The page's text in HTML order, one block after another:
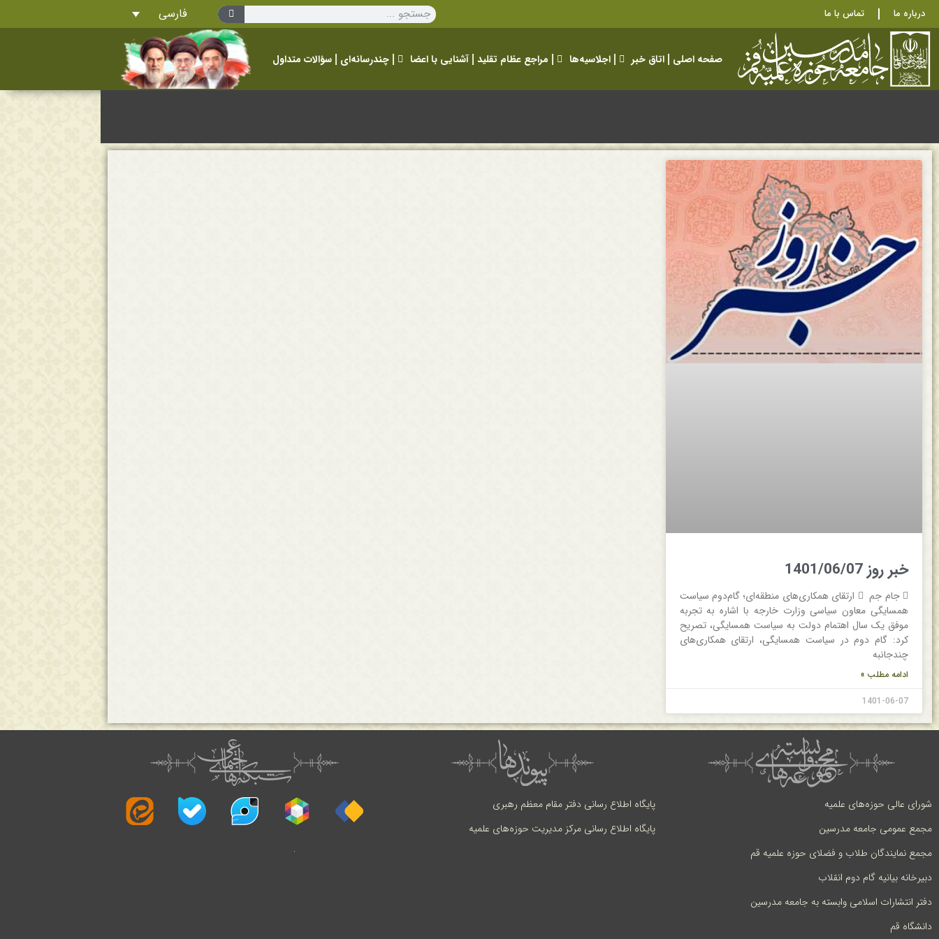
درباره ما تماس با ما فارسی
صفحه اصلی اتاق خبر اجلاسیه‌ها مراجع عظام تقلید آشنایی با اعضا چندرسانه‌ای سؤالات متداول
خبر روز 1401/06/07
 جام جم  ارتقای همکاری‌های منطقه‌ای؛ گام‌دوم سیاست
همسایگی معاون سیاسی وزارت خارجه با اشاره به تجربه
موفق یک سال اهتمام دولت به سیاست همسایگی، تصریح
کرد: گام دوم در سیاست همسایگی، ارتقای همکاری‌های
چندجانبه
ادامه مطلب »
1401-06-07
شورای عالی حوزه‌های علمیه
مجمع عمومی جامعه مدرسین
مجمع نمایندگان طلاب و فضلای حوزه علمیه قم
دبیرخانه بیانیه گام دوم انقلاب
دفتر انتشارات اسلامی وابسته به جامعه مدرسین
دانشگاه قم
پایگاه اطلاع رسانی دفتر مقام معظم رهبری
پایگاه اطلاع رسانی مرکز مدیریت حوزه‌های علمیه